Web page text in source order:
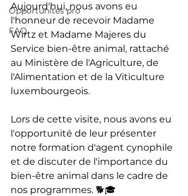
Opportunités pro
FAQ
Aujourd'hui, nous avons eu
l'honneur de recevoir Madame
Wirtz et Madame Majeres du
Service bien-être animal, rattaché
au Ministère de l'Agriculture, de
l'Alimentation et de la Viticulture
luxembourgeois.
Lors de cette visite, nous avons eu
l'opportunité de leur présenter
notre formation d'agent cynophile
et de discuter de l'importance du
bien-être animal dans le cadre de
nos programmes. 🐕🎓